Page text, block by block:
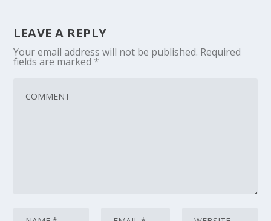
LEAVE A REPLY
Your email address will not be published. Required
fields are marked *